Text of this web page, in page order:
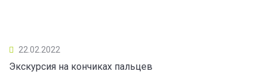
22.02.2022
Экскурсия на кончиках пальцев